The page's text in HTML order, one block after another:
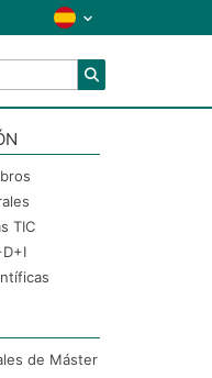
TIC
de Máster